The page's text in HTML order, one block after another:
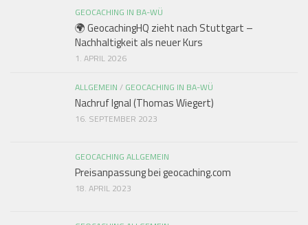
GEOCACHING IN BA-WÜ
🌍 GeocachingHQ zieht nach Stuttgart –
Nachhaltigkeit als neuer Kurs
1. APRIL 2026
ALLGEMEIN / GEOCACHING IN BA-WÜ
Nachruf Ignal (Thomas Wiegert)
16. SEPTEMBER 2023
GEOCACHING ALLGEMEIN
Preisanpassung bei geocaching.com
18. APRIL 2023